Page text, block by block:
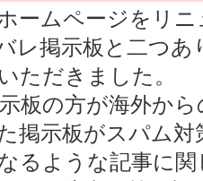
ームページをリ
レ掲示板と二つあ
ただきました。
板の方が海外か
掲示板がスパム
るような記事に